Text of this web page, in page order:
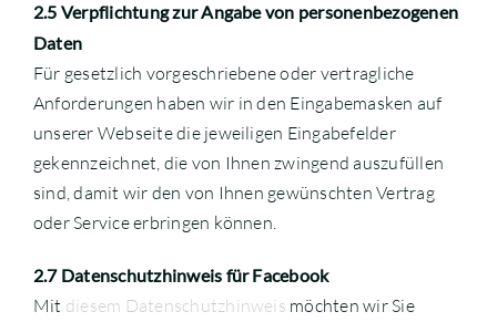
2.5 Verpflichtung zur Angabe von personenbezogenen
Daten
Für gesetzlich vorgeschriebene oder vertragliche
Anforderungen haben wir in den Eingabemasken auf
unserer Webseite die jeweiligen Eingabefelder
gekennzeichnet, die von Ihnen zwingend auszufüllen
sind, damit wir den von Ihnen gewünschten Vertrag
oder Service erbringen können.
2.7 Datenschutzhinweis für Facebook
Mit diesem Datenschutzhinweis möchten wir Sie